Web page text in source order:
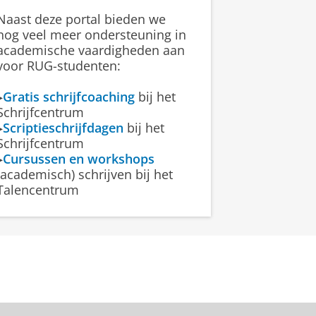
tekst geen strikte structuur
belangrijk dan in
een minder formele manier
is het niet toegestaan
deze portal bieden we
veel meer ondersteuning in
vaardigheden aan
RUG-studenten:
Gratis schrijfcoaching bij het
Scriptieschrijfdagen bij het
Cursussen en workshops
schrijven bij het